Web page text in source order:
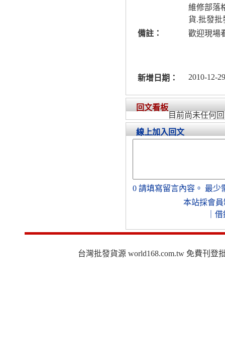
維修部落
貨.批發
備註：
歡迎現場
新增日期： 2010-12-
回文看板
目前尚未任何
線上加入回文
0 請填寫留言內容。 最少
本站採會員
借
台灣批發貨源 world168.com.tw 免費刊登